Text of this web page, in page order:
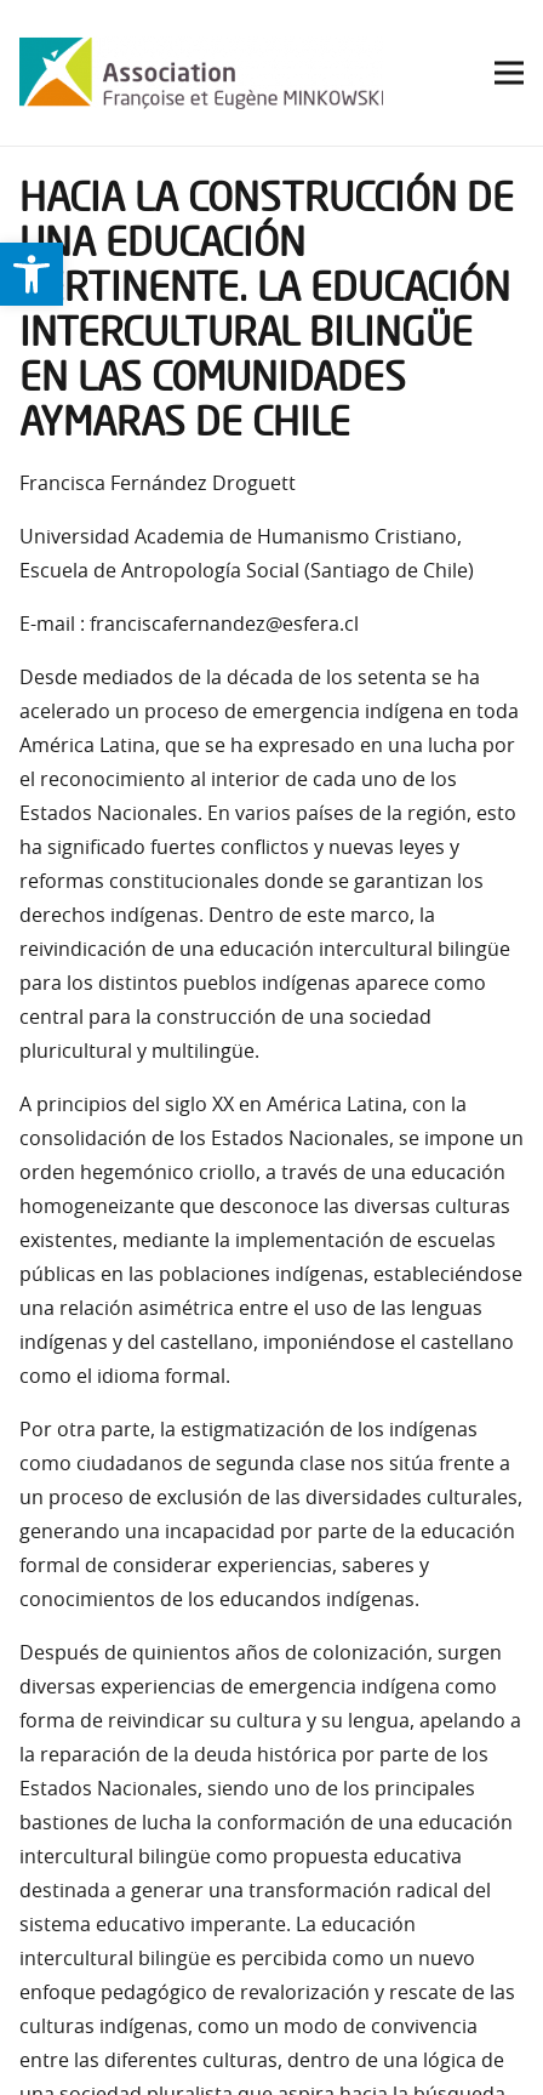
Ouvrir la barre d’outils
HACIA LA CONSTRUCCIÓN DE
UNA EDUCACIÓN
PERTINENTE. LA EDUCACIÓN
INTERCULTURAL BILINGÜE
EN LAS COMUNIDADES
AYMARAS DE CHILE
Francisca Fernández Droguett
Universidad Academia de Humanismo Cristiano,
Escuela de Antropología Social (Santiago de Chile)
E-mail : franciscafernandez@esfera.cl
Desde mediados de la década de los setenta se ha
acelerado un proceso de emergencia indígena en toda
América Latina, que se ha expresado en una lucha por
el reconocimiento al interior de cada uno de los
Estados Nacionales. En varios países de la región, esto
ha significado fuertes conflictos y nuevas leyes y
reformas constitucionales donde se garantizan los
derechos indígenas. Dentro de este marco, la
reivindicación de una educación intercultural bilingüe
para los distintos pueblos indígenas aparece como
central para la construcción de una sociedad
pluricultural y multilingüe.
A principios del siglo XX en América Latina, con la
consolidación de los Estados Nacionales, se impone un
orden hegemónico criollo, a través de una educación
homogeneizante que desconoce las diversas culturas
existentes, mediante la implementación de escuelas
públicas en las poblaciones indígenas, estableciéndose
una relación asimétrica entre el uso de las lenguas
indígenas y del castellano, imponiéndose el castellano
como el idioma formal.
Por otra parte, la estigmatización de los indígenas
como ciudadanos de segunda clase nos sitúa frente a
un proceso de exclusión de las diversidades culturales,
generando una incapacidad por parte de la educación
formal de considerar experiencias, saberes y
conocimientos de los educandos indígenas.
Después de quinientos años de colonización, surgen
diversas experiencias de emergencia indígena como
forma de reivindicar su cultura y su lengua, apelando a
la reparación de la deuda histórica por parte de los
Estados Nacionales, siendo uno de los principales
bastiones de lucha la conformación de una educación
intercultural bilingüe como propuesta educativa
destinada a generar una transformación radical del
sistema educativo imperante. La educación
intercultural bilingüe es percibida como un nuevo
enfoque pedagógico de revalorización y rescate de las
culturas indígenas, como un modo de convivencia
entre las diferentes culturas, dentro de una lógica de